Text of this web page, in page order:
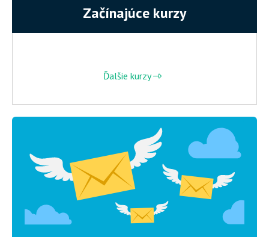
Začínajúce kurzy
Ďalšie kurzy